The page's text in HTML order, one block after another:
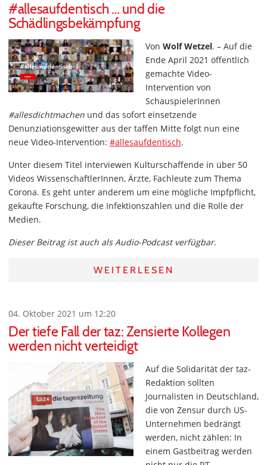
#allesaufdentisch … und die
Schädlingsbekämpfung
Von Wolf Wetzel. – Auf die
Ende April 2021 öffentlich
gemachte Video-
Intervention von
SchauspielerInnen
#allesdichtmachen und das sofort einsetzende
Denunziationsgewitter aus der taffen Mitte folgt nun eine
neue Video-Intervention: #allesaufdentisch.
Unter diesem Titel interviewen Kulturschaffende in über 50
Videos WissenschaftlerInnen, Ärzte, Fachleute zum Thema
Corona. Es geht unter anderem um eine mögliche Impfpflicht,
gekaufte Forschung, die Infektionszahlen und die Rolle der
Medien.
Dieser Beitrag ist auch als Audio-Podcast verfügbar.
WEITERLESEN
04. Oktober 2021 um 12:20
Der tiefe Fall der taz: Zensierte Kollegen
werden nicht verteidigt
Auf die Solidarität der taz-
Redaktion sollten
Journalisten in Deutschland,
die von Zensur durch US-
Unternehmen bedrängt
werden, nicht zählen: In
einem Gastbeitrag werden